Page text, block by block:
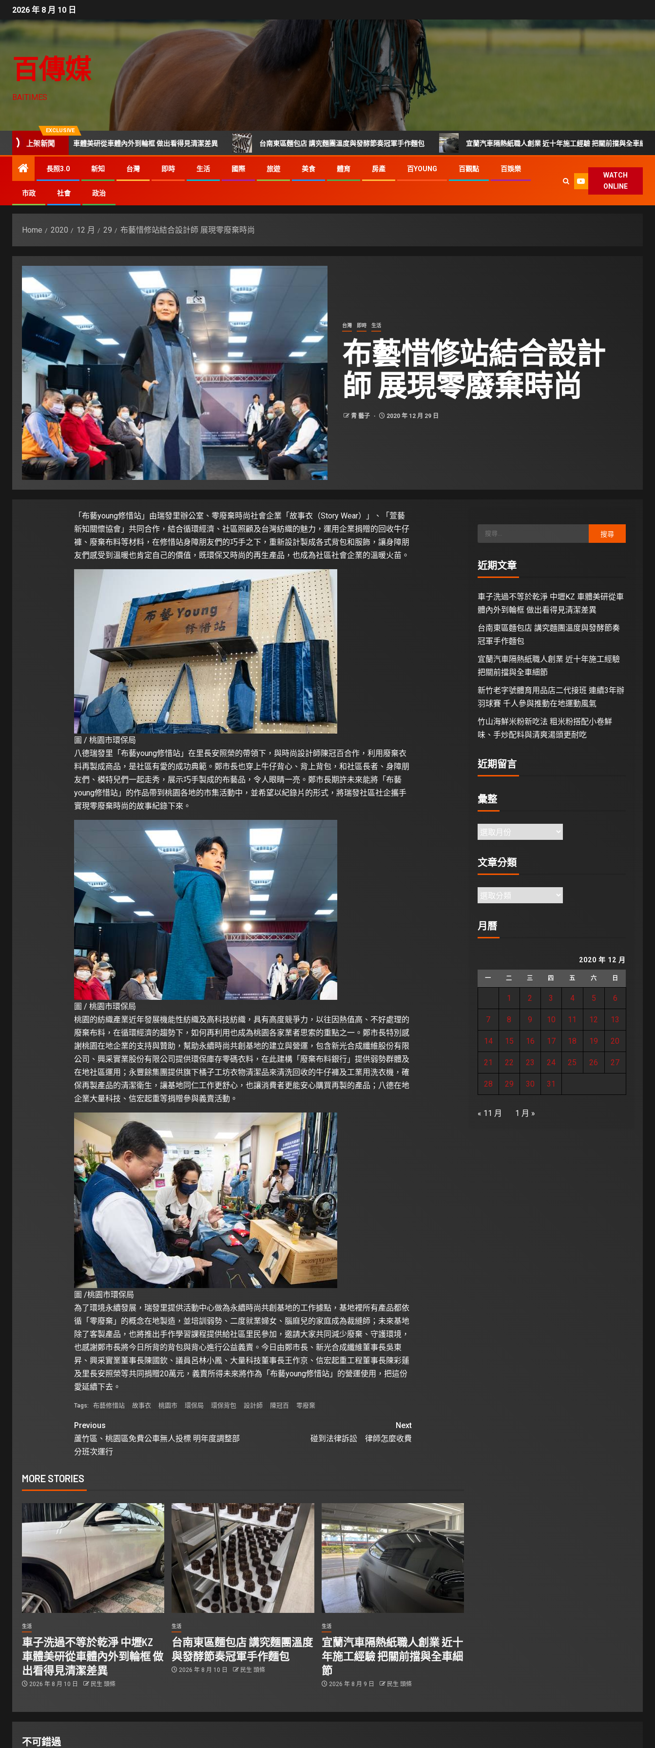
2026 年 8 月 10 日
百傳媒
BAITIMES
EXCLUSIVE
上架新聞
中壢KZ 車體美研從車體內外到輪框 做出看得見清潔差異 台南東區麵包店 講究麵團溫度與發酵節奏冠軍手作麵包 宜蘭汽車隔熱紙職人創業 近十年施工經驗 把關前擋與全車細節
長照3.0 新知 台灣 即時 生活 國際 旅遊 美食 體育 房產 百YOUNG 百觀點 百娛樂
市政 社會 政治
WATCH
ONLINE
Home 2020 12 月 29 布藝惜修站結合設計師 展現零廢棄時尚
台灣 即時 生活
布藝惜修站結合設計
師 展現零廢棄時尚
青 藝子 2020 年 12 月 29 日
「布藝young修惜站」由瑞發里辦公室、零廢棄時尚社會企業「故事衣（Story Wear）」、「萱藝
新知關懷協會」共同合作，結合循環經濟、社區照顧及台灣紡織的魅力，運用企業捐贈的回收牛仔
褲、廢棄布料等材料，在修惜站身障朋友們的巧手之下，重新設計製成各式背包和服飾，讓身障朋
友們感受到溫暖也肯定自己的價值，既環保又時尚的再生產品，也成為社區社會企業的溫暖火苗。
圖 / 桃園市環保局
八德瑞發里「布藝young修惜站」在里長安照榮的帶領下，與時尚設計師陳冠百合作，利用廢棄衣
料再製成商品，是社區有愛的成功典範。鄭市長也穿上牛仔背心、背上背包，和社區長者、身障朋
友們、模特兒們一起走秀，展示巧手製成的布藝品，令人眼睛一亮。鄭市長期許未來能將「布藝
young修惜站」的作品帶到桃園各地的市集活動中，並希望以紀錄片的形式，將瑞發社區社企攜手
實現零廢棄時尚的故事紀錄下來。
圖 / 桃園市環保局
桃園的紡織產業近年發展機能性紡織及高科技紡織，具有高度競爭力，以往因熱值高、不好處理的
廢棄布料，在循環經濟的趨勢下，如何再利用也成為桃園各家業者思索的重點之一。鄭市長特別感
謝桃園在地企業的支持與贊助，幫助永續時尚共創基地的建立與營運，包含新光合成纖維股份有限
公司、興采實業股份有限公司提供環保庫存零碼衣料，在此建構「廢棄布料銀行」提供弱勢群體及
在地社區運用；永豐餘集團提供旗下橘子工坊衣物清潔品來清洗回收的牛仔褲及工業用洗衣機，確
保再製產品的清潔衛生，讓基地同仁工作更舒心，也讓消費者更能安心購買再製的產品；八德在地
企業大量科技、信宏起重等捐贈參與義賣活動。
圖 /桃園市環保局
為了環境永續發展，瑞發里提供活動中心做為永續時尚共創基地的工作據點，基地裡所有產品都依
循「零廢棄」的概念在地製造，並培訓弱勢、二度就業婦女、腦麻兒的家庭成為裁縫師；未來基地
除了客製產品，也將推出手作學習課程提供給社區里民參加，邀請大家共同減少廢棄、守護環境，
也感謝鄭市長將今日所背的背包與背心進行公益義賣。今日由鄭市長、新光合成纖維董事長吳東
昇、興采實業董事長陳國欽、議員呂林小鳳、大量科技董事長王作京、信宏起重工程董事長陳彩蓮
及里長安照榮等共同捐贈20萬元，義賣所得未來將作為「布藝young修惜站」的營運使用，把這份
愛延續下去。
Tags: 布藝修惜站 故事衣 桃園市 環保局 環保背包 設計師 陳冠百 零廢棄
Previous
蘆竹區、桃園區免費公車無人投標 明年度調整部
分班次運行
Next
碰到法律訴訟 律師怎麼收費
MORE STORIES
生活
車子洗過不等於乾淨 中壢KZ
車體美研從車體內外到輪框 做
出看得見清潔差異
2026 年 8 月 10 日 民生 頭條
生活
台南東區麵包店 講究麵團溫度
與發酵節奏冠軍手作麵包
2026 年 8 月 10 日 民生 頭條
生活
宜蘭汽車隔熱紙職人創業 近十
年施工經驗 把關前擋與全車細
節
2026 年 8 月 9 日 民生 頭條
近期文章
車子洗過不等於乾淨 中壢KZ 車體美研從車
體內外到輪框 做出看得見清潔差異
台南東區麵包店 講究麵團溫度與發酵節奏
冠軍手作麵包
宜蘭汽車隔熱紙職人創業 近十年施工經驗
把關前擋與全車細節
新竹老字號體育用品店二代接班 連續3年辦
羽球賽 千人參與推動在地運動風氣
竹山海鮮米粉新吃法 粗米粉搭配小卷鮮
味、手炒配料與清爽湯頭更耐吃
近期留言
彙整
文章分類
月曆
2020 年 12 月
一 二 三 四 五 六 日
1 2 3 4 5 6
7 8 9 10 11 12 13
14 15 16 17 18 19 20
21 22 23 24 25 26 27
28 29 30 31
« 11 月 1 月 »
不可錯過